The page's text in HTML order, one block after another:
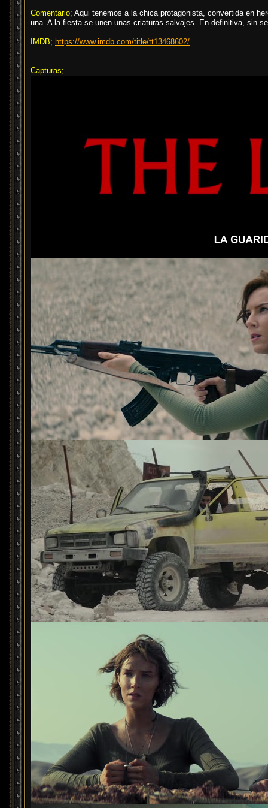
Comentario; Aqui tenemos a la chica protagonista, convertida en
una. A la fiesta se unen unas criaturas salvajes. En definitiva, sin
IMDB; https://www.imdb.com/title/tt13468602/
Capturas;